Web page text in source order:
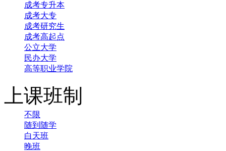
成考专升本
成考大专
成考研究生
成考高起点
公立大学
民办大学
高等职业学院
上课班制
不限
随到随学
白天班
晚班